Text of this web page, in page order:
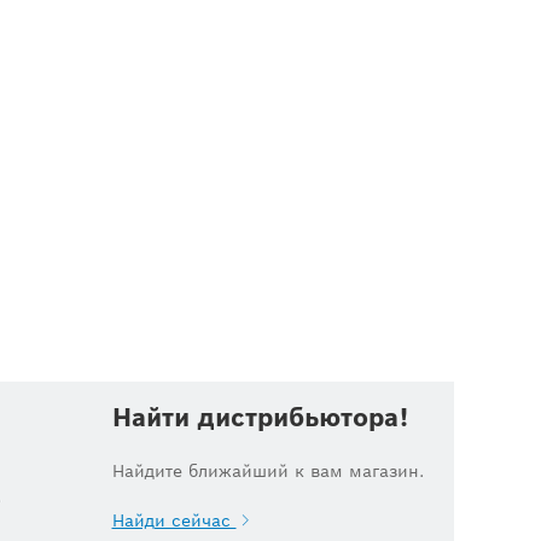
Найти дистрибьютора!
Найдите ближайший к вам магазин.
Найди сейчас